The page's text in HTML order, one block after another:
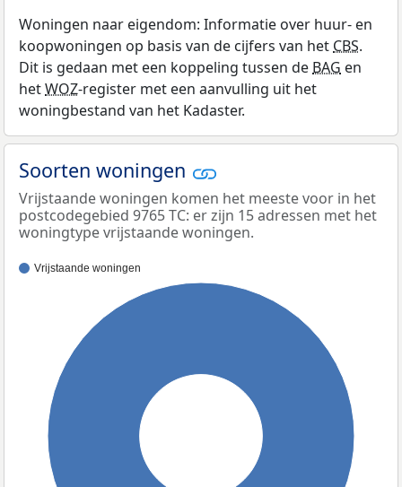
Woningen naar eigendom: Informatie over huur- en
koopwoningen op basis van de cijfers van het CBS.
Dit is gedaan met een koppeling tussen de BAG en
hetWOZ-register met een aanvulling uit het
woningbestand van het Kadaster.
Soorten woningen
Vrijstaande woningen komen het meeste voor in het
postcodegebied 9765 TC: er zijn 15 adressen met het
woningtype vrijstaande woningen.
Vrijstaande woningen